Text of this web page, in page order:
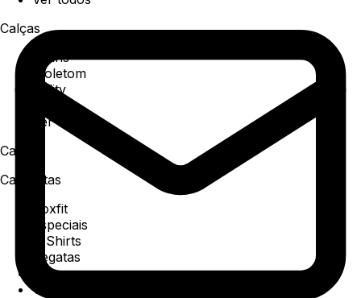
Calças
Jeans
Moletom
Utility
Ver todos
Camisa
Camisetas
Boxfit
Especiais
T-Shirts
Regatas
Polo
Ver todos